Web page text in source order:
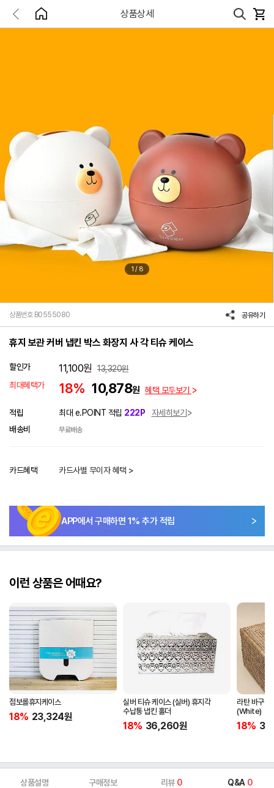
상품상세
1 / 8
상품번호 B0555080 공유하기
휴지 보관 커버 냅킨 박스 화장지 사 각 티슈 케이스
할인가 11,100원 13,320원
최대혜택가
18% 10,878원 혜택 모두보기
적립 최대 e.POINT 적립 222P
자세히보기
배송비
무료배송
카드혜택 카드사별 무이자 혜택 >
APP에서 구매하면 1% 추가 적립
이런 상품은 어때요?
점보롤휴지케이스
18% 23,324원
실버 티슈 케이스 (실버) 휴지각
수납통 냅킨 홀더
18% 36,260원
라탄 바구니
(White)
18%
상품설명 구매정보 리뷰 0 Q&A 0